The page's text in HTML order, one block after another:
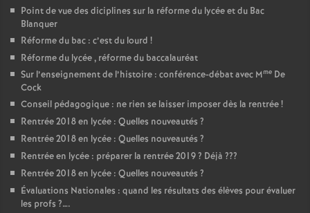
Point de vue des diciplines sur la réforme du lycée et du Bac
Blanquer
Réforme du bac : c’est du lourd !
Réforme du lycée , réforme du baccalauréat
Sur l’enseignement de l’histoire : conférence-débat avec Mme De
Cock
Conseil pédagogique : ne rien se laisser imposer dès la rentrée!
Rentrée 2018 en lycée : Quelles nouveautés ?
Rentrée 2018 en lycée : Quelles nouveautés ?
Rentrée en lycée : préparer la rentrée 2019? Déjà ???
Rentrée 2018 en lycée : Quelles nouveautés ?
Évaluations Nationales : quand les résultats des élèves pour évaluer
les profs ?….